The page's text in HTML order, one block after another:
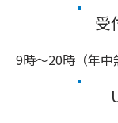
受
9時～20時（年中